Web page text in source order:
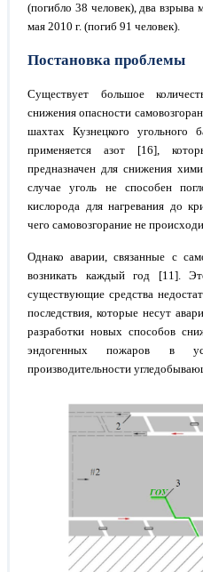
(погибло 38 человек), два взрыва
мая 2010 г. (погиб 91 человек).
Постановка проблемы
Существует большое
снижения опасности
шахтах Кузнецкого угольного
применяется азот [16],
предназначен для снижения
случае уголь не способен
кислорода для нагревания до
чего самовозгорание не
Однако аварии, связанные с
возникать каждый год [11].
существующие средства
последствия, которые несут
разработки новых способов
эндогенных пожаров в
производительности